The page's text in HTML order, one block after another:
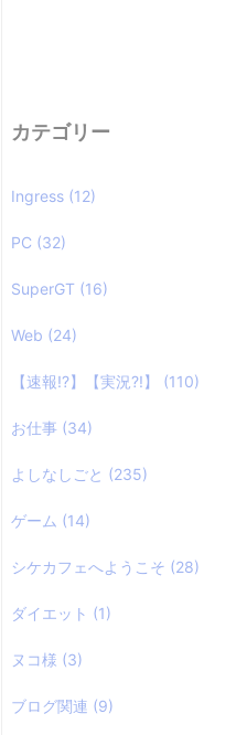
カテゴリー
Ingress (12)
PC (32)
SuperGT (16)
Web (24)
【速報!?】【実況?!】 (110)
お仕事 (34)
よしなしごと (235)
ゲーム (14)
シケカフェへようこそ (28)
ダイエット (1)
ヌコ様 (3)
ブログ関連 (9)